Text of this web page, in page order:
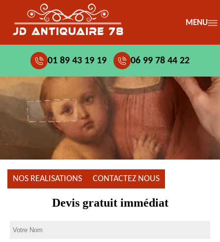
MENU
01 89 43 19 19 06 99 78 44 22
NOS REALISATIONS CONTACTEZ NOUS
Devis gratuit immédiat